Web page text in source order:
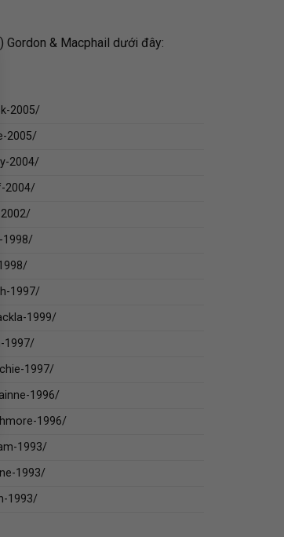
& Macphail dưới đây:
2005/
2005/
2004/
2004/
1998/
1997/
1999/
1997/
1997/
1996/
1996/
1993/
1993/
1993/